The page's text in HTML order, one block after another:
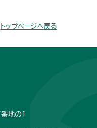
トップページへ戻る
地の1